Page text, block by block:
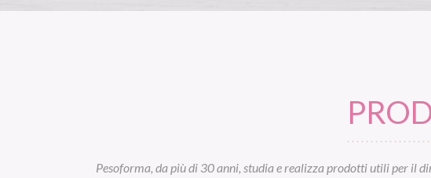
Pesoforma, da più di 30 anni, studia e realizza prodotti utili per il